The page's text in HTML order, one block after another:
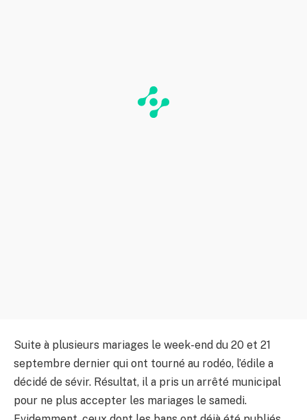
Suite à plusieurs mariages le week-end du 20 et 21
septembre dernier qui ont tourné au rodéo, l’édile a
décidé de sévir. Résultat, il a pris un arrêté municipal
pour ne plus accepter les mariages le samedi.